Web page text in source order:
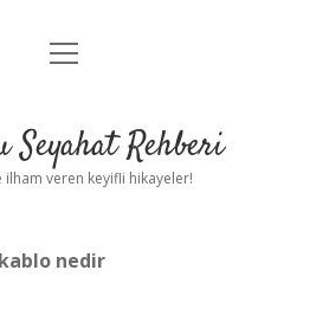
Anasayfa
Yasal Uyarı
menüyü
Seyahat Rehberi
ilham veren keyifli hikayeler!
nedir